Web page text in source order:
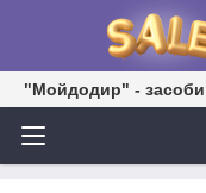
"Мойдодир" - засоби